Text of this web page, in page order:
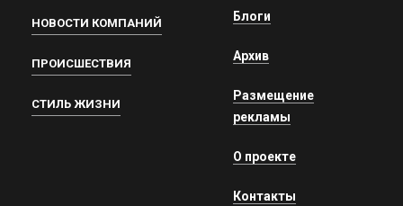
НОВОСТИ КОМПАНИЙ
ПРОИСШЕСТВИЯ
СТИЛЬ ЖИЗНИ
Блоги
Архив
Размещение
рекламы
О проекте
Контакты